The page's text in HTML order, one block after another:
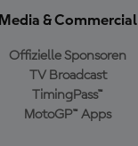
Media & Commercial
Offizielle Sponsoren
TV Broadcast
TimingPass™
MotoGP™ Apps